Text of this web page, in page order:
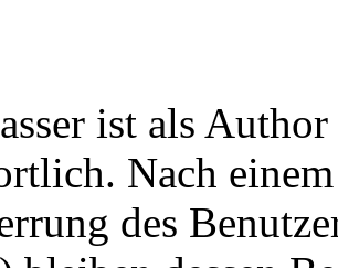
ist als
Nach
des